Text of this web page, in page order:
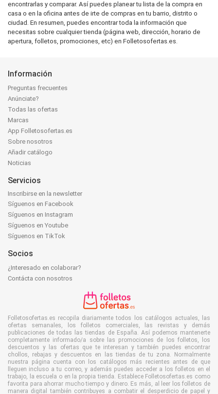
encontrarlas y comparar. Así puedes planear tu lista de la compra en
casa o en la oficina antes de irte de compras en tu barrio, distrito o
ciudad. En resumen, puedes encontrar toda la información que
necesitas sobre cualquier tienda (página web, dirección, horario de
apertura, folletos, promociones, etc) en Folletosofertas.es.
Información
Preguntas frecuentes
Anúnciate?
Todas las ofertas
Marcas
App Folletosofertas.es
Sobre nosotros
Añadir catálogo
Noticias
Servicios
Inscribirse en la newsletter
Síguenos en Facebook
Síguenos en Instagram
Síguenos en Youtube
Síguenos en TikTok
Socios
¿Interesado en colaborar?
Contácta con nosotros
Folletosofertas.es recopila diariamente todos los catálogos actuales, las
ofertas semanales, los folletos comerciales, las revistas y demás
publicaciones de todas las tiendas de España. Así podemos mantenerte
completamente informado/a sobre las promociones de los folletos, los
descuentos y las ofertas que te interesan y también puedes encontrar
chollos, rebajas y descuentos en las tiendas de tu zona. Normalmente
nuestra página cuenta con los catálogos más recientes antes de que
lleguen incluso a tu correo, y además puedes acceder a los folletos en el
trabajo, la escuela o en la propia tienda. Establece Folletosofertas.es como
favorita para ahorrar mucho tiempo y dinero. Es más, al leer los folletos de
manera digital también contribuyes a combatir el desperdicio de papel y